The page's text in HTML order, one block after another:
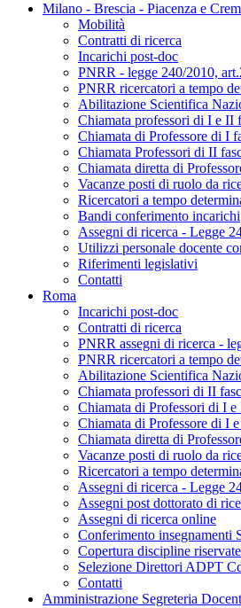
Milano - Brescia - Piacenza e
Mobilità
Contratti di ricerca
Incarichi post-doc
PNRR - legge 240/2010,
PNRR ricercatori a tempo
Abilitazione Scientifica
Chiamata professori di I e II
Chiamata di Professore di I
Chiamata Professori di II
Chiamata diretta di
Vacanze posti di ruolo da
Ricercatori a tempo
Bandi conferimento incarichi
Assegni di ricerca - Legge
Utilizzi personale docente
Riferimenti legislativi
Contatti
Roma
Incarichi post-doc
Contratti di ricerca
PNRR assegni di ricerca -
PNRR ricercatori a tempo
Abilitazione Scientifica
Chiamata professori di II
Chiamata di Professori di I
Chiamata di Professore di I
Chiamata diretta di
Vacanze posti di ruolo da
Ricercatori a tempo
Assegni di ricerca - Legge
Assegni post dottorato di
Assegni di ricerca online
Conferimento insegnamenti
Copertura discipline
Selezione Direttori ADPT
Contatti
Amministrazione Segreteria